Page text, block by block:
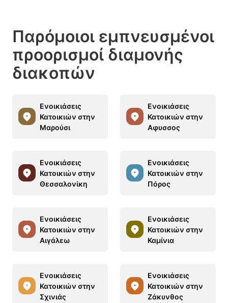
Παρόμοιοι εμπνευσμένοι
προορισμοί διαμονής
διακοπών
Ενοικιάσεις
Κατοικιών στην
Μαρούσι
Ενοικιάσεις
Κατοικιών στην
Αφυσσος
Ενοικιάσεις
Κατοικιών στην
Θεσσαλονίκη
Ενοικιάσεις
Κατοικιών στην
Πόρος
Ενοικιάσεις
Κατοικιών στην
Αιγάλεω
Ενοικιάσεις
Κατοικιών στην
Καμίνια
Ενοικιάσεις
Κατοικιών στην
Σχινιάς
Ενοικιάσεις
Κατοικιών στην
Ζάκυνθος